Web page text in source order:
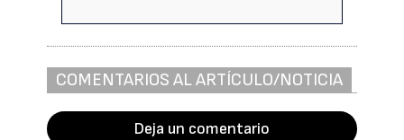
COMENTARIOS AL ARTÍCULO/NOTICIA
Deja un comentario